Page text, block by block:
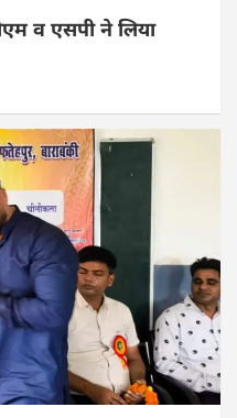
व एसपी ने लिया